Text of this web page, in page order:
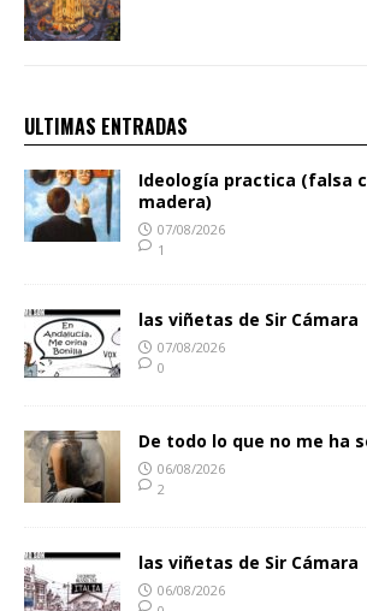
ULTIMAS ENTRADAS
Ideología practica (falsa
madera)
07/08/2026
1
las viñetas de Sir Cámara
07/08/2026
0
De todo lo que no me ha
06/08/2026
2
las viñetas de Sir Cámara
06/08/2026